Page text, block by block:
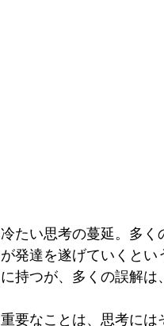
冷たい思考の蔓延。多く
が発達を遂げていくと
に持つが、多くの誤解は
重要なことは、思考には